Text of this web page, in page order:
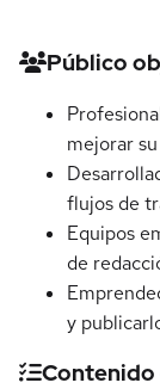
Detalles
Público
mejorar
flujos de
Equipos
de
y